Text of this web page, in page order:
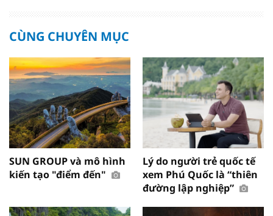
CÙNG CHUYÊN MỤC
SUN GROUP và mô hình
kiến tạo "điểm đến"
Lý do người trẻ quốc tế
xem Phú Quốc là “thiên
đường lập nghiệp”